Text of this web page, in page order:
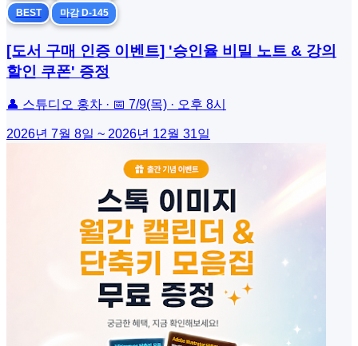
BEST 마감 D-145
[도서 구매 인증 이벤트] '승인율 비밀 노트 & 강의
할인 쿠폰' 증정
👤 스튜디오 홍차 · 📅 7/9(목) · 오후 8시
2026년 7월 8일 ~ 2026년 12월 31일